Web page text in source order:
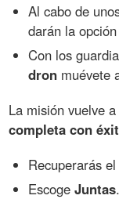
Al cabo de
darán la
Con los
dron muévete
La misión vuelve
completa con
Recuperarás
EscogeJuntas.